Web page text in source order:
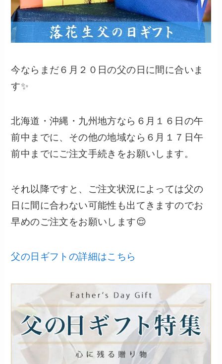
今ならまだ６月２０日の父の日に間に合いま
す✨
北海道・沖縄・九州地方なら６月１６日の午
前中までに、その他の地域なら６月１７日午
前中までにご注文手続きをお願いします。
それ以降ですと、ご注文状況によっては父の
日に間に合わない可能性も出てきますのでお
早めのご注文をお願いします😌
父の日ギフトの詳細はこちら